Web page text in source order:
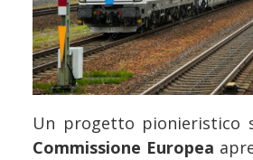
Un progetto pionieristico
Commissione Europea